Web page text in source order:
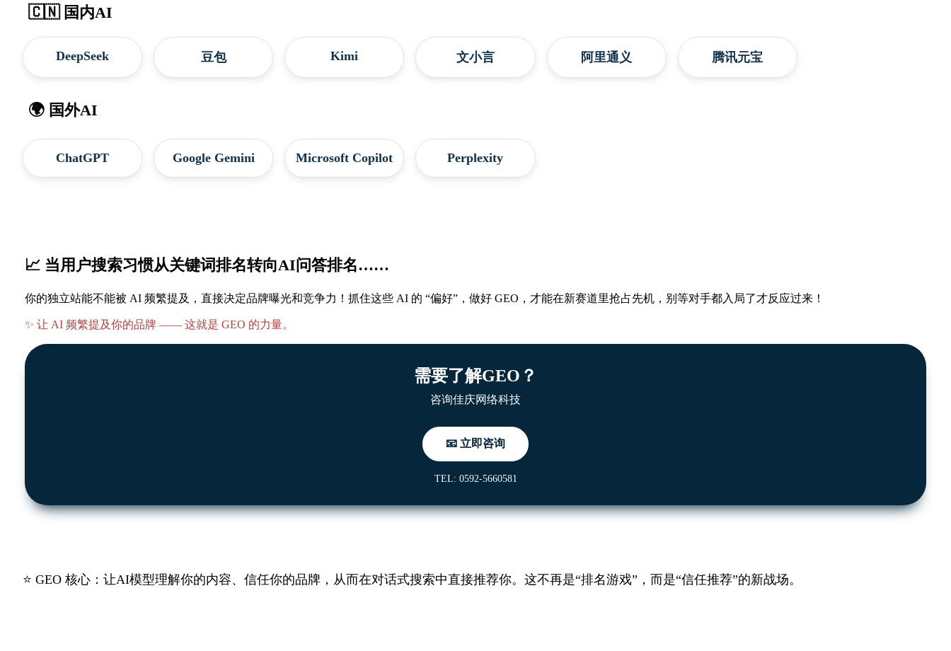
🇨🇳 国内AI
DeepSeek 豆包 Kimi 文小言 阿里通义 腾讯元宝
🌍 国外AI
ChatGPT Google Gemini Microsoft Copilot Perplexity
📈 当用户搜索习惯从关键词排名转向AI问答排名……
你的独立站能不能被 AI 频繁提及，直接决定品牌曝光和竞争力！抓住这些 AI 的 “偏好”，做好GEO ，才能在新赛道里抢占先机，别等对手都入局了才反应过来！
✨ 让 AI 频繁提及你的品牌 —— 这就是 GEO 的力量。
需要了解GEO？
咨询佳庆网络科技
📧 立即咨询
TEL: 0592-5660581
⭐ GEO 核心 ：让AI模型理解你的内容、信任你的品牌，从而在对话式搜索中直接推荐你。这不再是“排名游戏”，而是“信任推荐”的新战场。